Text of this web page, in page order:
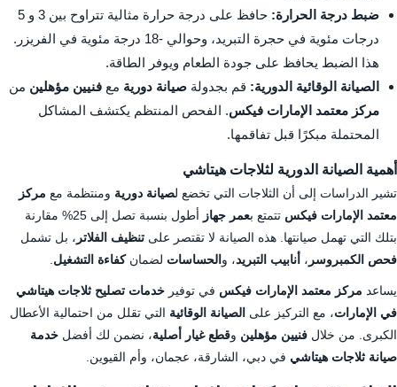
ضبط درجة الحرارة:
حافظ على درجة حرارة مثالية تتراوح بين 3 و 5
درجات مئوية في حجرة التبريد، وحوالي -18 درجة مئوية في الفريزر.
هذا الضبط يحافظ على جودة الطعام ويوفر الطاقة.
الصيانة الوقائية الدورية: قم بجدولة صيانة دورية مع فنيين مؤهلين من
مركز معتمد الإمارات فيكس. الفحص المنتظم يكتشف المشاكل
المحتملة مبكرًا قبل تفاقمها.
أهمية الصيانة الدورية لثلاجات هيتاشي
تشير الدراسات إلى أن الثلاجات التي تخضع لصيانة دورية ومنتظمة مع مركز
معتمد الإمارات فيكس تتمتع بعمر جهاز
أطول بنسبة تصل إلى 25% مقارنة
بتلك التي تهمل صيانتها. هذه الصيانة لا تقتصر على تنظيف الفلاتر ، بل تشمل
فحص الكمبروسر ، أنابيب التبريد، و الحساسات لضمانكفاءة التشغيل
يساعد مركز معتمد الإمارات فيكس في توفير خدمات تصليح ثلاجات هيتاشي
في الإمارات، مع التركيز على الصيانة الوقائية التي تقلل من احتمالية الأعطال
الكبرى. من خلال فنيين مؤهلين وقطع غيار أصلية، نضمن لك أفضل خدمة
صيانة ثلاجات هيتاشي في دبي، الشارقة، عجمان، وأم القيوين.